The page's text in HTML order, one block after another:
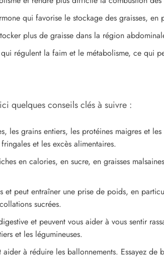
qui favorise le stockage des graisses,
plus de graisse dans la région
régulent la faim et le métabolisme, ce qui
quelques conseils clés à suivre :
les grains entiers, les protéines maigres et
et les excès alimentaires.
en calories, en sucre, en graisses
et peut entraîner une prise de poids, en
sucrées.
et peuvent vous aider à vous sentir
et les légumineuses.
aider à réduire les ballonnements. Essayez de